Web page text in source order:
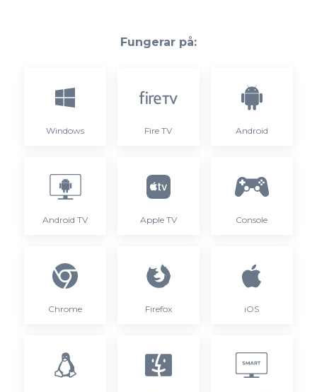
Fungerar på:
Windows Fire TV Android
Android TV Apple TV Console
Chrome Firefox iOS